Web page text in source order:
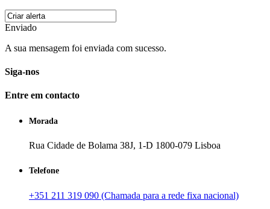
Enviado
A sua mensagem foi enviada com sucesso.
Siga-nos
Entre em contacto
Morada
Rua Cidade de Bolama 38J, 1-D 1800-079 Lisboa
Telefone
+351 211 319 090 (Chamada para a rede fixa nacional)